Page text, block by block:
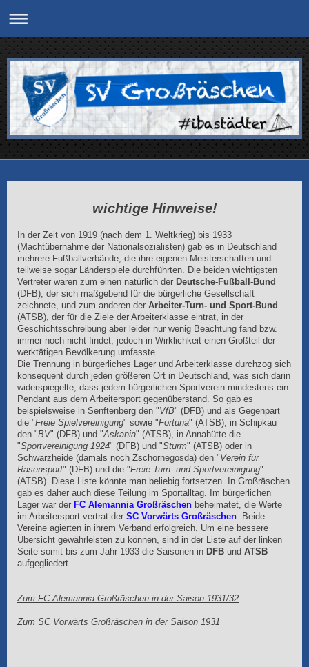
wichtige Hinweise!
In der Zeit von 1919 (nach dem 1. Weltkrieg) bis 1933
(Machtübernahme der Nationalsozialisten) gab es in Deutschland
mehrere Fußballverbände, die ihre eigenen Meisterschaften und
teilweise sogar Länderspiele durchführten. Die beiden wichtigsten
Vertreter waren zum einen natürlich der Deutsche-Fußball-Bund
(DFB), der sich maßgebend für die bürgerliche Gesellschaft
zeichnete, und zum anderen der Arbeiter-Turn- und Sport-Bund
(ATSB), der für die Ziele der Arbeiterklasse eintrat, in der
Geschichtsschreibung aber leider nur wenig Beachtung fand bzw.
immer noch nicht findet, jedoch in Wirklichkeit einen Großteil der
werktätigen Bevölkerung umfasste.
Die Trennung in bürgerliches Lager und Arbeiterklasse durchzog sich
konsequent durch jeden größeren Ort in Deutschland, was sich darin
widerspiegelte, dass jedem bürgerlichen Sportverein mindestens ein
Pendant aus dem Arbeitersport gegenüberstand. So gab es
beispielsweise in Senftenberg den "VfB" (DFB) und als Gegenpart
die "Freie Spielvereinigung" sowie "Fortuna" (ATSB), in Schipkau
den "BV" (DFB) und "Askania" (ATSB), in Annahütte die
"Sportvereinigung 1924" (DFB) und "Sturm" (ATSB) oder in
Schwarzheide (damals noch Zschornegosda) den "Verein für
Rasensport" (DFB) und die "Freie Turn- und Sportvereinigung"
(ATSB). Diese Liste könnte man beliebig fortsetzen. In Großräschen
gab es daher auch diese Teilung im Sportalltag. Im bürgerlichen
Lager war der FC Alemannia Großräschen beheimatet, die Werte
im Arbeitersport vertrat der SC Vorwärts Großräschen. Beide
Vereine agierten in ihrem Verband erfolgreich. Um eine bessere
Übersicht gewährleisten zu können, sind in der Liste auf der linken
Seite somit bis zum Jahr 1933 die Saisonen in DFB und ATSB
aufgegliedert.
Zum FC Alemannia Großräschen in der Saison 1931/32
Zum SC Vorwärts Großräschen in der Saison 1931